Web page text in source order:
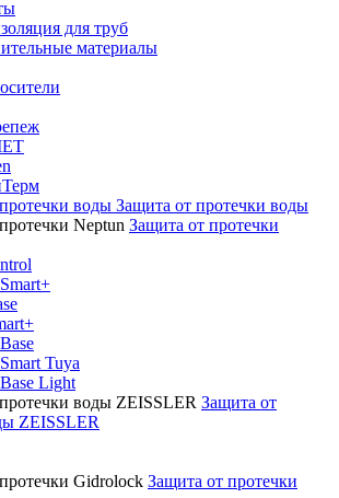
для труб
материалы
Защита от протечки воды
Защита от протечки
Tuya
Light
Защита от
ZEISSLER
Защита от протечки